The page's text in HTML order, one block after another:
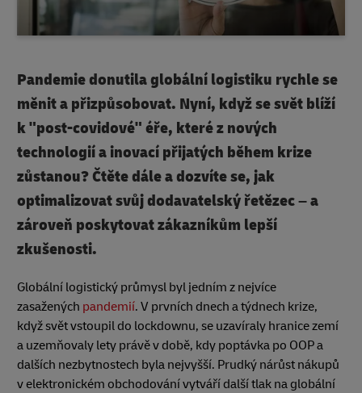
Pandemie donutila globální logistiku rychle se
měnit a přizpůsobovat. Nyní, když se svět blíží
k "post-covidové" éře, které z nových
technologií a inovací přijatých během krize
zůstanou? Čtěte dále a dozvíte se, jak
optimalizovat svůj dodavatelský řetězec – a
zároveň poskytovat zákazníkům lepší
zkušenosti.
Globální logistický průmysl byl jedním z nejvíce
zasažených pandemií. V prvních dnech a týdnech krize,
když svět vstoupil do lockdownu, se uzavíraly hranice zemí
a uzemňovaly lety právě v době, kdy poptávka po OOP a
dalších nezbytnostech byla nejvyšší. Prudký nárůst nákupů
v elektronickém obchodování vytváří další tlak na globální